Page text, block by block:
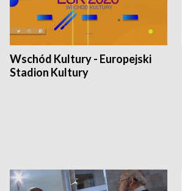
Wschód Kultury - Europejski
Stadion Kultury